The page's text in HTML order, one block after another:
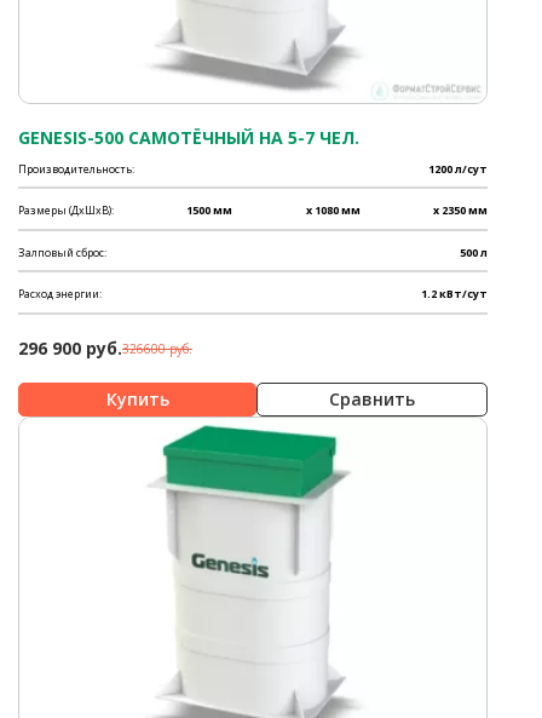
GENESIS-500 САМОТЁЧНЫЙ НА 5-7 ЧЕЛ.
Производительность: 1200 л/сут
Размеры (ДхШхВ): 1500 мм x 1080 мм x 2350 мм
Залповый сброс: 500 л
Расход энергии: 1.2 кВт/сут
296 900 руб.326600 руб.
Сравнить